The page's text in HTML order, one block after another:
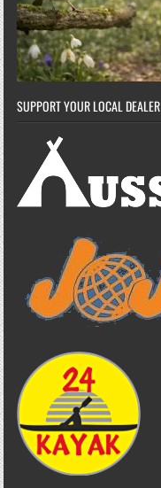
SUPPORT YOUR LOCAL DEALER